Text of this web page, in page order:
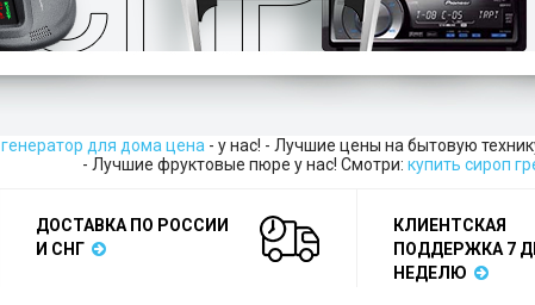
генератор для дома цена - у нас! - Лучшие цены на бытовую
- Лучшие фруктовые пюре у нас! Смотри: купить сироп
ДОСТАВКА ПО РОССИИ
И СНГ
КЛИЕНТСКАЯ
ПОДДЕРЖКА 7
НЕДЕЛЮ